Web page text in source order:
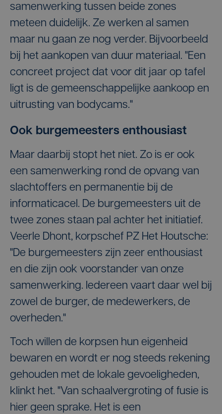
samenwerking tussen beide zones
meteen duidelijk. Ze werken al samen
maar nu gaan ze nog verder. Bijvoorbeeld
bij het aankopen van duur materiaal. "Een
concreet project dat voor dit jaar op tafel
ligt is de gemeenschappelijke aankoop en
uitrusting van bodycams."
Ook burgemeesters enthousiast
Maar daarbij stopt het niet. Zo is er ook
een samenwerking rond de opvang van
slachtoffers en permanentie bij de
informaticacel. De burgemeesters uit de
twee zones staan pal achter het initiatief.
Veerle Dhont, korpschef PZ Het Houtsche:
"De burgemeesters zijn zeer enthousiast
en die zijn ook voorstander van onze
samenwerking. Iedereen vaart daar wel bij
zowel de burger, de medewerkers, de
overheden."
Toch willen de korpsen hun eigenheid
bewaren en wordt er nog steeds rekening
gehouden met de lokale gevoeligheden,
klinkt het. "Van schaalvergroting of fusie is
hier geen sprake. Het is een